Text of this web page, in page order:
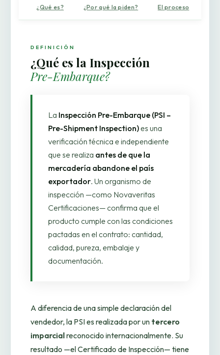
¿Qué es? ¿Por qué la piden? El proceso
DEFINICIÓN
¿Qué es la Inspección
Pre-Embarque?
La Inspección Pre-Embarque (PSI –
Pre-Shipment Inspection)es una
verificación técnica e independiente
que se realiza antes de que la
mercadería abandone el país
exportador. Un organismo de
inspección —como Novaveritas
Certificaciones— confirma que el
producto cumple con las condiciones
pactadas en el contrato: cantidad,
calidad, pureza, embalaje y
documentación.
A diferencia de una simple declaración del
vendedor, la PSI es realizada por un tercero
imparcialreconocido internacionalmente. Su
resultado —el Certificado de Inspección— tiene